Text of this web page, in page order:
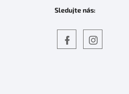
Sledujte nás: